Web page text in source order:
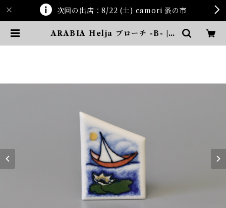
次回の出店：8/22 (土) camori 蚤の市
ARABIA Helja ブローチ -B- | t